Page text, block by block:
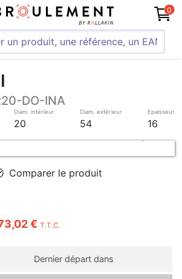
0
DO-INA
Diam. intérieur
20
Diam. extérieur
54
Epaisseur
16
Comparer le produit
€ T.T.C.
Dernier départ dans